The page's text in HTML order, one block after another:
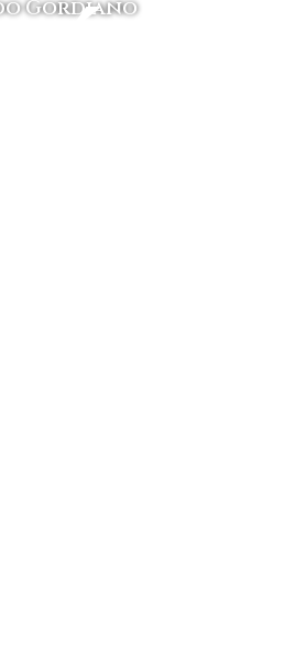
Gordiano